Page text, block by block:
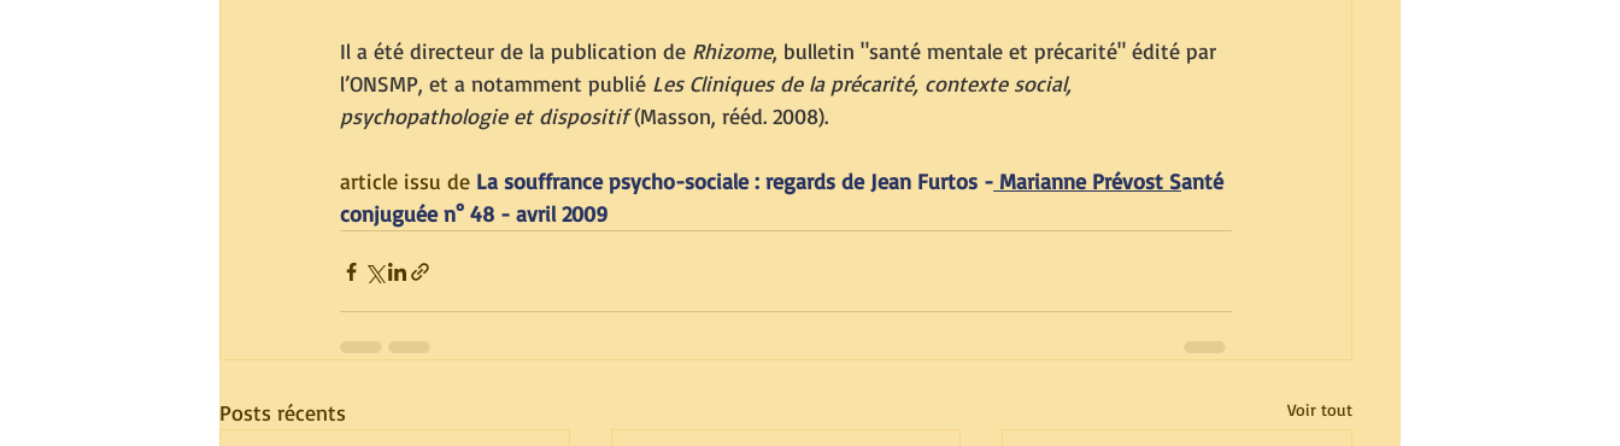
Il a été directeur de la publication de Rhizome, bulletin "santé mentale et précarité" édité par
l’ONSMP, et a notamment publié Les Cliniques de la précarité, contexte social,
psychopathologie et dispositif (Masson, rééd. 2008).
article issu de La souffrance psycho-sociale : regards de Jean Furtos - Marianne Prévost Santé
conjuguée n° 48 - avril 2009
Posts récents Voir tout